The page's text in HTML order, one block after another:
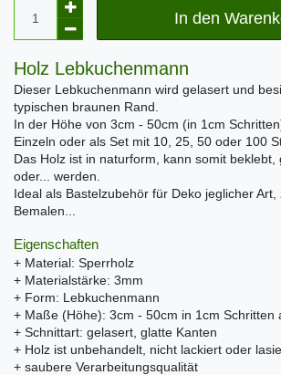
In den
Holz Lebkuchenmann
Dieser Lebkuchenmann wird gelasert und
typischen braunen Rand.
In der Höhe von 3cm - 50cm (in 1cm
Einzeln oder als Set mit 10, 25, 50 oder 100
Das Holz ist in naturform, kann somit beklebt,
oder... werden.
Ideal als Bastelzubehör für Deko jeglicher Art,
Bemalen...
Eigenschaften
+ Material: Sperrholz
+ Materialstärke: 3mm
+ Form: Lebkuchenmann
+ Maße (Höhe): 3cm - 50cm in 1cm Schritten
+ Schnittart: gelasert, glatte Kanten
+ Holz ist unbehandelt, nicht lackiert oder
+ saubere Verarbeitungsqualität